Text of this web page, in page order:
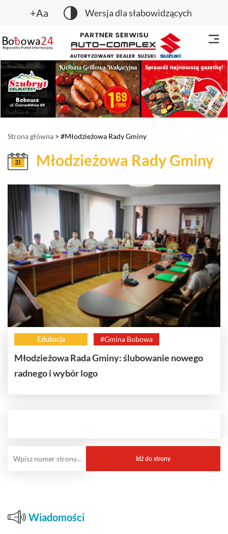
+Aa Wersja dla słabowidzących
Strona główna > #Młodzieżowa Rady Gminy
Młodzieżowa Rady Gminy
Edukacja #Gmina Bobowa
Młodzieżowa Rada Gminy: ślubowanie nowego
radnego i wybór logo
Wiadomości